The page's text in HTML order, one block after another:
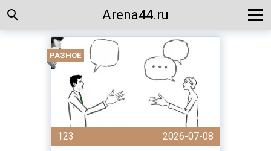
Arena44.ru
РАЗНОЕ
123
2026-07-08